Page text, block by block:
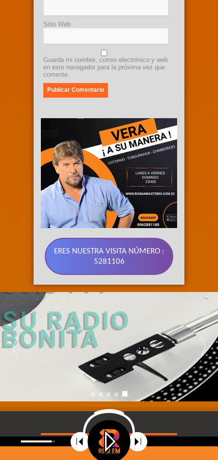
Sitio Web
Guarda mi nombre, correo electrónico y web
en este navegador para la próxima vez que
comente.
ERES NUESTRA VISITA NÚMERO :
5281106
89.3 FM
SU RADIO
BONITA